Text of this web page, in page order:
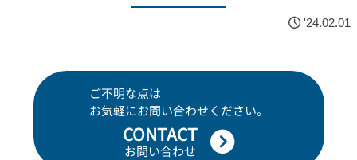
'24.02.01
ご不明な点は
お気軽にお問い合わせください。
CONTACT
お問い合わせ